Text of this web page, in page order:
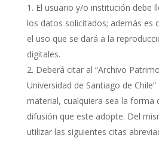
El usuario y/o institución debe
los datos solicitados; además es
el uso que se dará a la
digitales.
Deberá citar al “Archivo
Universidad de Santiago de
material, cualquiera sea la forma
difusión que este adopte. Del
utilizar las siguientes citas